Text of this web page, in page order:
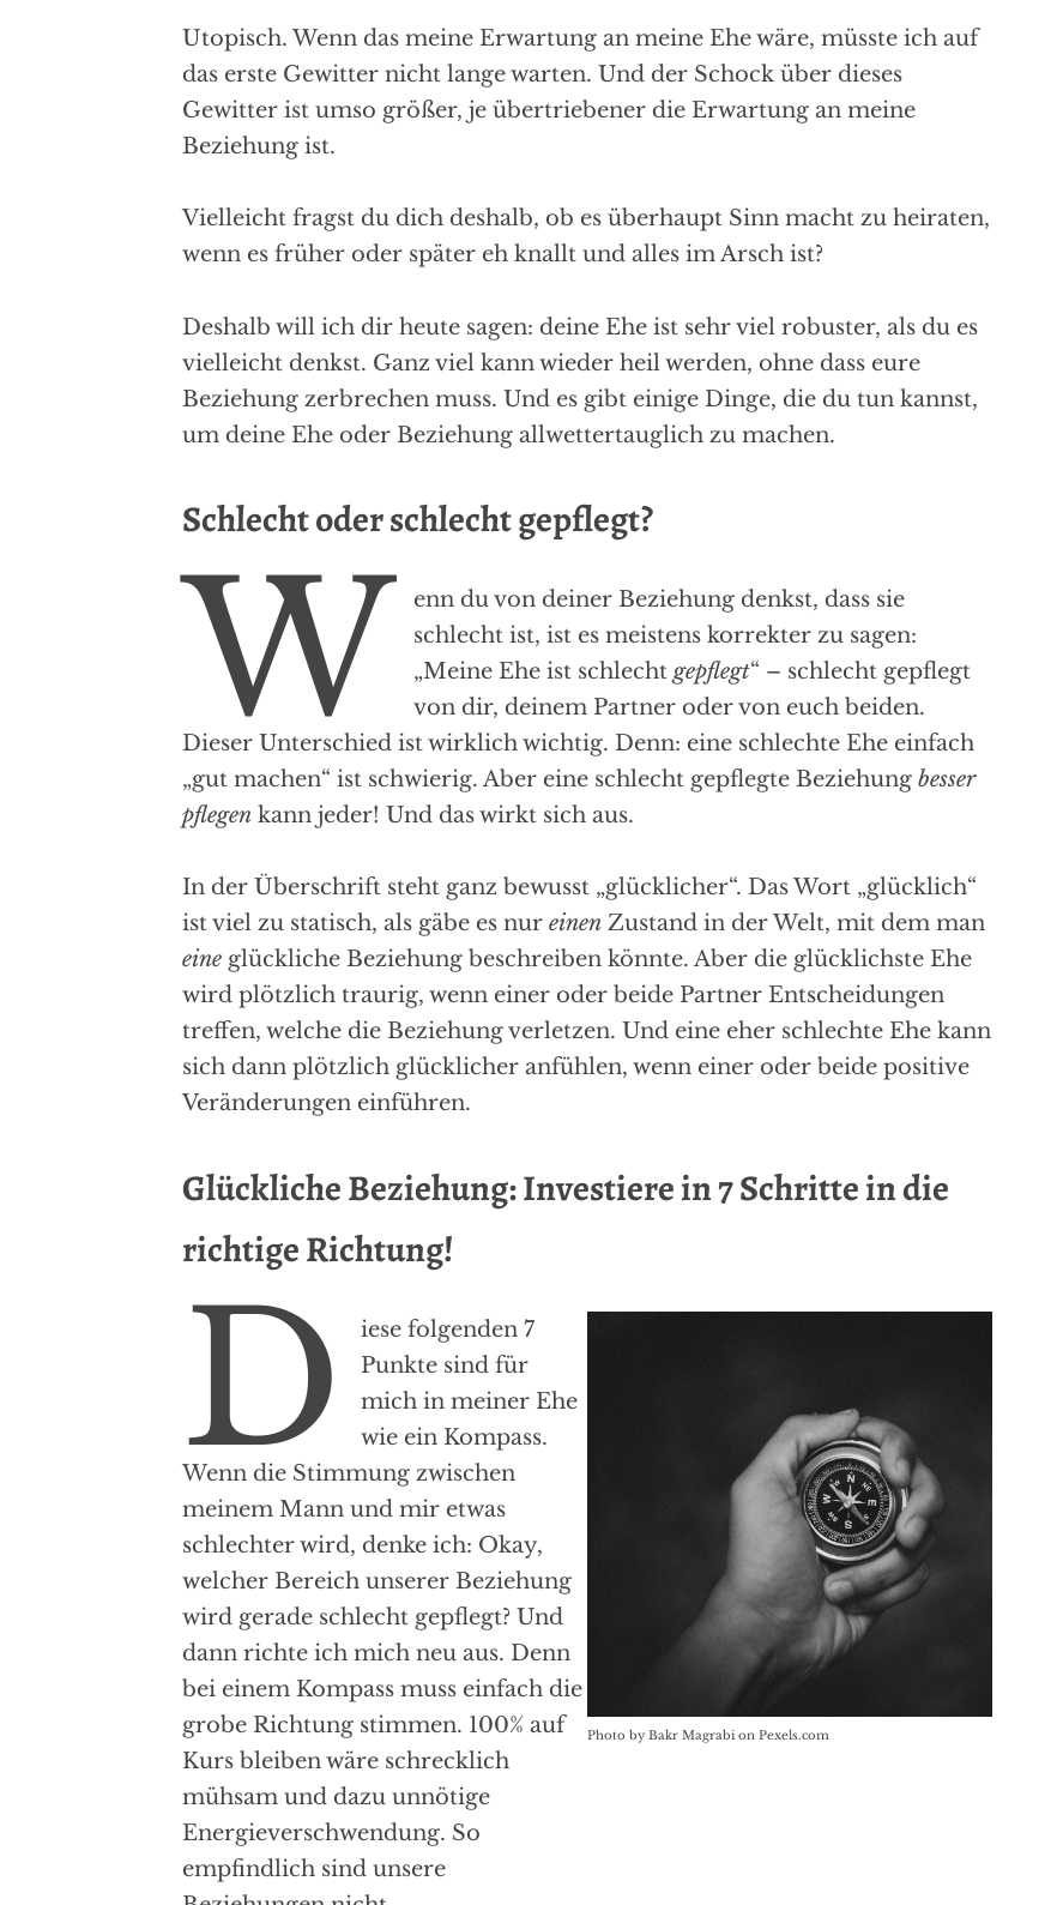
Utopisch. Wenn das meine Erwartung an meine Ehe wäre, müsste ich auf
das erste Gewitter nicht lange warten. Und der Schock über dieses
Gewitter ist umso größer, je übertriebener die Erwartung an meine
Beziehung ist.
Vielleicht fragst du dich deshalb, ob es überhaupt Sinn macht zu heiraten,
wenn es früher oder später eh knallt und alles im Arsch ist?
Deshalb will ich dir heute sagen: deine Ehe ist sehr viel robuster, als du es
vielleicht denkst. Ganz viel kann wieder heil werden, ohne dass eure
Beziehung zerbrechen muss. Und es gibt einige Dinge, die du tun kannst,
um deine Ehe oder Beziehung allwettertauglich zu machen.
Schlecht oder schlecht gepflegt?
W
enn du von deiner Beziehung denkst, dass sie
schlecht ist, ist es meistens korrekter zu sagen:
„Meine Ehe ist schlechtgepflegt“ – schlecht gepflegt
von dir, deinem Partner oder von euch beiden.
Dieser Unterschied ist wirklich wichtig. Denn: eine schlechte Ehe einfach
„gut machen“ ist schwierig. Aber eine schlecht gepflegte Beziehung besser
pflegen kann jeder! Und das wirkt sich aus.
In der Überschrift steht ganz bewusst „glücklicher“. Das Wort „glücklich“
ist viel zu statisch, als gäbe es nur einen Zustand in der Welt, mit dem man
eine glückliche Beziehung beschreiben könnte. Aber die glücklichste Ehe
wird plötzlich traurig, wenn einer oder beide Partner Entscheidungen
treffen, welche die Beziehung verletzen. Und eine eher schlechte Ehe kann
sich dann plötzlich glücklicher anfühlen, wenn einer oder beide positive
Veränderungen einführen.
Glückliche Beziehung: Investiere in 7 Schritte in die
richtige Richtung!
D
iese folgenden 7
Punkte sind für
mich in meiner Ehe
wie ein Kompass.
Wenn die Stimmung zwischen
meinem Mann und mir etwas
schlechter wird, denke ich: Okay,
welcher Bereich unserer Beziehung
wird gerade schlecht gepflegt? Und
dann richte ich mich neu aus. Denn
bei einem Kompass muss einfach die
grobe Richtung stimmen. 100% auf
Kurs bleiben wäre schrecklich
mühsam und dazu unnötige
Energieverschwendung. So
empfindlich sind unsere
Photo by Bakr Magrabi on Pexels.com